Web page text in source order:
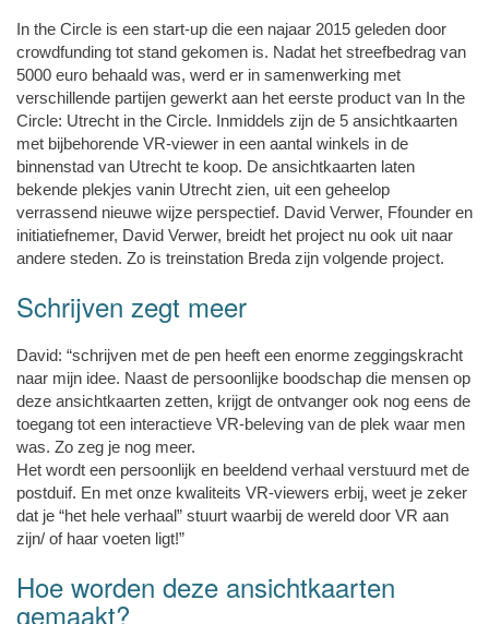
In the Circle is een start-up die een najaar 2015 geleden door
crowdfunding tot stand gekomen is. Nadat het streefbedrag van
5000 euro behaald was, werd er in samenwerking met
verschillende partijen gewerkt aan het eerste product van In the
Circle: Utrecht in the Circle. Inmiddels zijn de 5 ansichtkaarten
met bijbehorende VR-viewer in een aantal winkels in de
binnenstad van Utrecht te koop. De ansichtkaarten laten
bekende plekjes vanin Utrecht zien, uit een geheelop
verrassend nieuwe wijze perspectief. David Verwer, Ffounder en
initiatiefnemer, David Verwer, breidt het project nu ook uit naar
andere steden. Zo is treinstation Breda zijn volgende project.
Schrijven zegt meer
David: “schrijven met de pen heeft een enorme zeggingskracht
naar mijn idee. Naast de persoonlijke boodschap die mensen op
deze ansichtkaarten zetten, krijgt de ontvanger ook nog eens de
toegang tot een interactieve VR-beleving van de plek waar men
was. Zo zeg je nog meer.
Het wordt een persoonlijk en beeldend verhaal verstuurd met de
postduif. En met onze kwaliteits VR-viewers erbij, weet je zeker
dat je “het hele verhaal” stuurt waarbij de wereld door VR aan
zijn/ of haar voeten ligt!”
Hoe worden deze ansichtkaarten
gemaakt?